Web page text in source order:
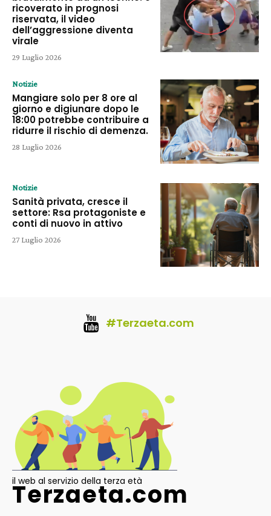
ricoverato in prognosi
riservata, il video
dell’aggressione diventa
virale
29 Luglio 2026
Notizie
Mangiare solo per 8 ore al
giorno e digiunare dopo le
18:00 potrebbe contribuire a
ridurre il rischio di demenza.
28 Luglio 2026
Notizie
Sanità privata, cresce il
settore: Rsa protagoniste e
conti di nuovo in attivo
27 Luglio 2026
#Terzaeta.com
il web al servizio della terza età
Terzaeta.com